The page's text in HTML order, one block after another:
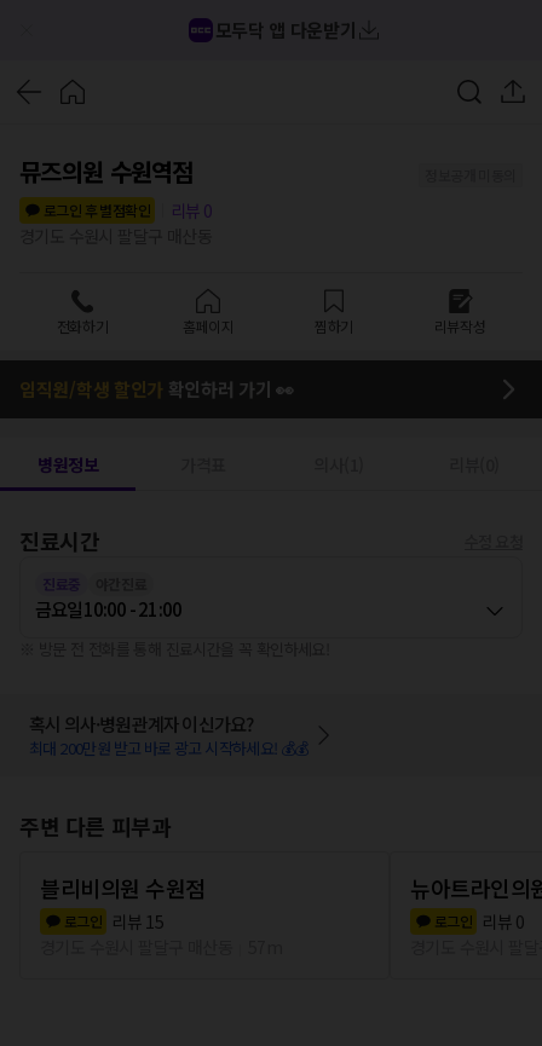
모두닥 앱 다운받기
뮤즈의원 수원역점
로그인 후 별점확인
리뷰 0
전화하기 홈페이지 찜하기 리뷰작성
임직원/학생 할인가 확인하러 가기 👀
병원정보
진료시간
진료중
금요일10:00 - 21:00
혹시 의사·병원관계자 이신가요?
최대 200만원 받고 바로 광고 시작하세요! 💰💰
주변 다른 피부과
블리비의원 수원점
로그인 리뷰 15
뉴아트라인의
로그인 리뷰 0